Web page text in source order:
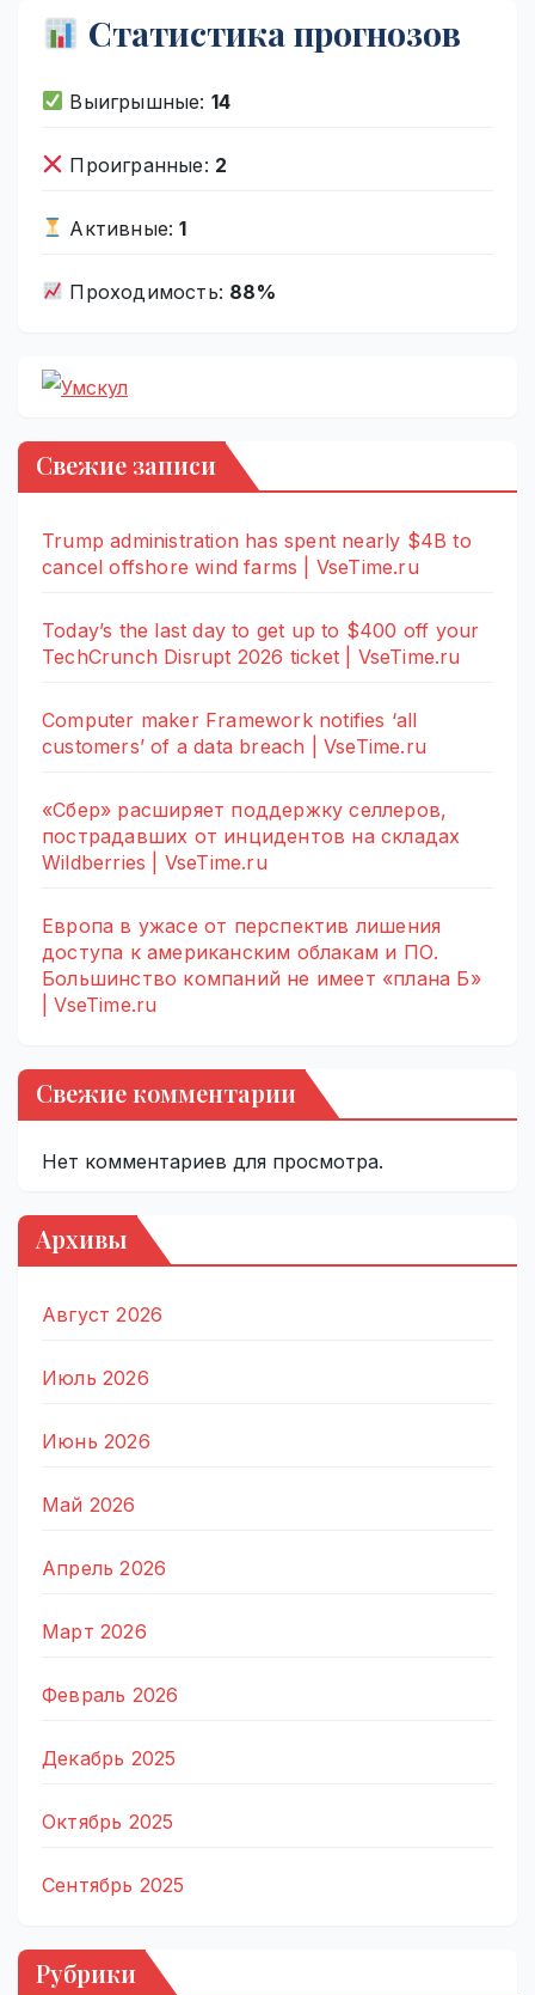
Статистика прогнозов
Выигрышные: 14
Проигранные: 2
Активные:1
Проходимость: 88%
Свежие записи
Trump administration has spent nearly $4B to
cancel offshore wind farms | VseTime.ru
Today’s the last day to get up to $400 off your
TechCrunch Disrupt 2026 ticket | VseTime.ru
Computer maker Framework notifies ‘all
customers’ of a data breach | VseTime.ru
«Сбер» расширяет поддержку селлеров,
пострадавших от инцидентов на складах
Wildberries | VseTime.ru
Европа в ужасе от перспектив лишения
доступа к американским облакам и ПО.
Большинство компаний не имеет «плана Б»
| VseTime.ru
Свежие комментарии
Нет комментариев для просмотра.
Архивы
Август 2026
Июль 2026
Июнь 2026
Май 2026
Апрель 2026
Март 2026
Февраль 2026
Декабрь 2025
Октябрь 2025
Сентябрь 2025
Рубрики